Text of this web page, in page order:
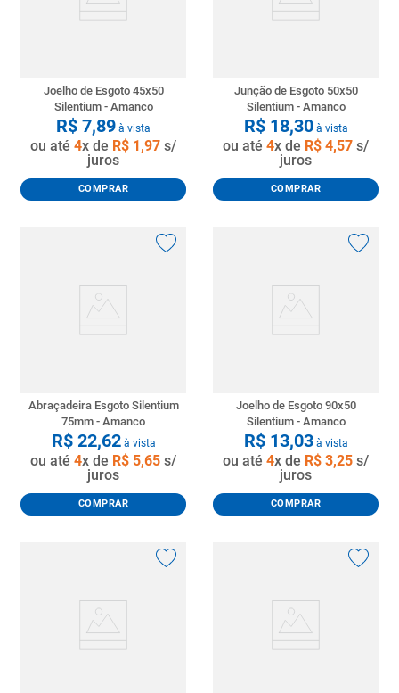
Joelho de Esgoto 45x50
Silentium - Amanco
R$ 7,89 à vista
ou até 4x de R$ 1,97 s/
juros
COMPRAR
Junção de Esgoto 50x50
Silentium - Amanco
R$ 18,30à vista
ou até 4x de R$ 4,57 s/
juros
COMPRAR
Abraçadeira Esgoto Silentium
75mm - Amanco
R$ 22,62à vista
ou até 4x de R$ 5,65 s/
juros
COMPRAR
Joelho de Esgoto 90x50
Silentium - Amanco
R$ 13,03à vista
ou até 4x de R$ 3,25 s/
juros
COMPRAR